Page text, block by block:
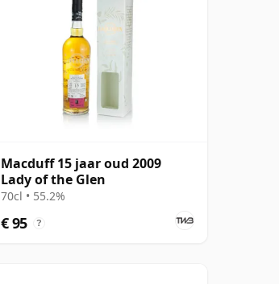
Macduff 15 jaar oud 2009
Lady of the Glen
70cl • 55.2%
€ 95 ?